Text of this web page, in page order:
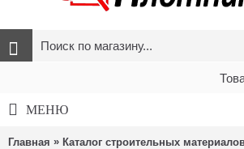
МЕНЮ
Главная » Каталог строительных